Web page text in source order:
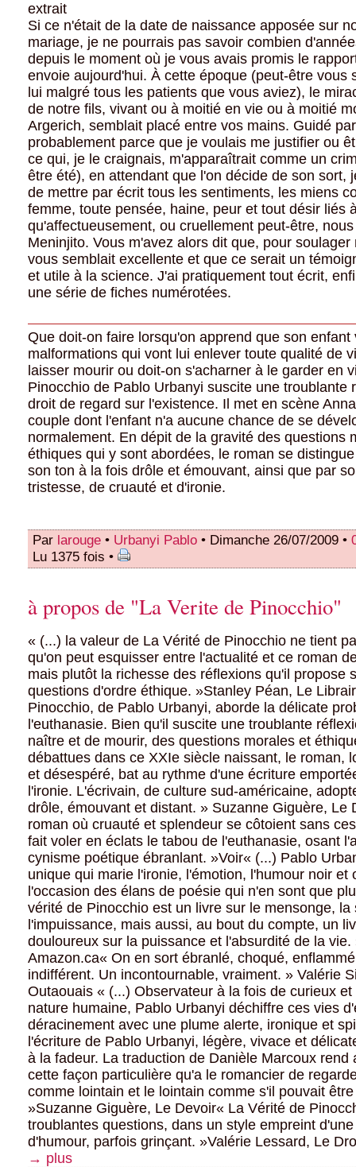
extrait
Si ce n'était de la date de naissance apposée sur
mariage, je ne pourrais pas savoir combien
depuis le moment où je vous avais promis le
envoie aujourd'hui. À cette époque (peut-être vous
lui malgré tous les patients que vous aviez), le
de notre fils, vivant ou à moitié en vie ou à moitié
Argerich, semblait placé entre vos mains. Guidé
probablement parce que je voulais me justifier ou
ce qui, je le craignais, m'apparaîtrait comme un
être été), en attendant que l'on décide de son sort,
de mettre par écrit tous les sentiments, les miens
femme, toute pensée, haine, peur et tout désir liés
qu'affectueusement, ou cruellement peut-être,
Meninjito. Vous m'avez alors dit que, pour soulager
vous semblait excellente et que ce serait un
et utile à la science. J'ai pratiquement tout écrit,
une série de fiches numérotées.
Que doit-on faire lorsqu'on apprend que son
malformations qui vont lui enlever toute qualité de
laisser mourir ou doit-on s'acharner à le garder en
Pinocchio de Pablo Urbanyi suscite une troublante
droit de regard sur l'existence. Il met en scène
couple dont l'enfant n'a aucune chance de se
normalement. En dépit de la gravité des questions
éthiques qui y sont abordées, le roman se
son ton à la fois drôle et émouvant, ainsi que par
tristesse, de cruauté et d'ironie.
Par larouge • Urbanyi Pablo • Dimanche 26/07/2009 •
Lu 1375 fois •
à propos de "La Verite de Pinocchio"
« (...) la valeur de La Vérité de Pinocchio ne tient
qu'on peut esquisser entre l'actualité et ce roman
mais plutôt la richesse des réflexions qu'il propose
questions d'ordre éthique. »Stanley Péan, Le
Pinocchio, de Pablo Urbanyi, aborde la délicate
l'euthanasie. Bien qu'il suscite une troublante
naître et de mourir, des questions morales et
débattues dans ce XXIe siècle naissant, le roman,
et désespéré, bat au rythme d'une écriture
l'ironie. L'écrivain, de culture sud-américaine,
drôle, émouvant et distant. » Suzanne Giguère, Le
roman où cruauté et splendeur se côtoient sans
fait voler en éclats le tabou de l'euthanasie, osant
cynisme poétique ébranlant. »Voir« (...) Pablo
unique qui marie l'ironie, l'émotion, l'humour noir et
l'occasion des élans de poésie qui n'en sont que
vérité de Pinocchio est un livre sur le mensonge, la
l'impuissance, mais aussi, au bout du compte, un
douloureux sur la puissance et l'absurdité de la
Amazon.ca« On en sort ébranlé, choqué,
indifférent. Un incontournable, vraiment. » Valérie
Outaouais « (...) Observateur à la fois de curieux
nature humaine, Pablo Urbanyi déchiffre ces vies
déracinement avec une plume alerte, ironique et
l'écriture de Pablo Urbanyi, légère, vivace et
à la fadeur. La traduction de Danièle Marcoux rend
cette façon particulière qu'a le romancier de
comme lointain et le lointain comme s'il pouvait
»Suzanne Giguère, Le Devoir« La Vérité de
troublantes questions, dans un style empreint
d'humour, parfois grinçant. »Valérie Lessard, Le
→ plus